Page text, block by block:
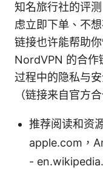
知名旅行社的评
虑立即下单、不
链接也许能帮助
NordVPN 的合作
过程中的隐私与
（链接来自官方
推荐阅读和资
apple.com，
-